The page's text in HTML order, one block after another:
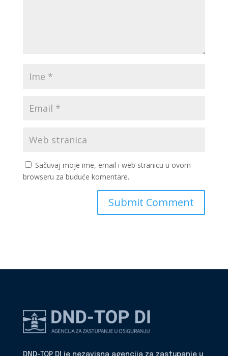
Sačuvaj moje ime, email i web stranicu u ovom
browseru za buduće komentare.